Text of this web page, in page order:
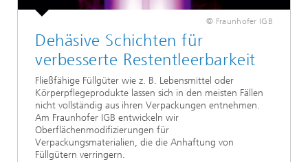
© Fraunhofer IGB
Dehäsive Schichten für
verbesserte Restentleerbarkeit
Fließfähige Füllgüter wie z. B. Lebensmittel oder
Körperpflegeprodukte lassen sich in den meisten Fällen
nicht vollständig aus ihren Verpackungen entnehmen.
Am Fraunhofer IGB entwickeln wir
Oberflächenmodifizierungen für
Verpackungsmaterialien, die die Anhaftung von
Füllgütern verringern.